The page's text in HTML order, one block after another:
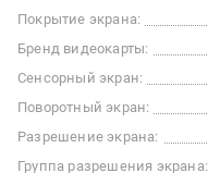
Покрытие экрана:
Бренд видеокарты:
Сенсорный экран:
Поворотный экран:
Разрешение экрана:
Группа разрешения экрана: